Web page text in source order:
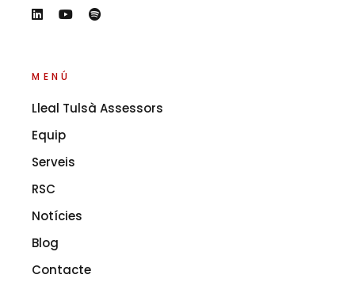
MENÚ
Lleal Tulsà Assessors
Equip
Serveis
RSC
Notícies
Blog
Contacte